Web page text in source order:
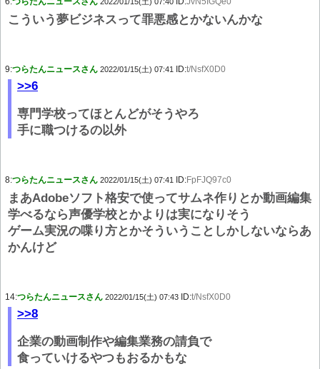
こういう夢ビジネスって罪悪感とかないんかな
9:つらたんニュースさん 2022/01/15(土) 07:41 ID:t/NsfX0D0
>>6
専門学校ってほとんどがそうやろ
手に職つけるの以外
8:つらたんニュースさん 2022/01/15(土) 07:41 ID:FpFJQ97c0
まあAdobeソフト格安で使ってサムネ作りとか動画編集
学べるなら声優学校とかよりは実になりそう
ゲーム実況の喋り方とかそういうことしかしないならあ
かんけど
14:つらたんニュースさん 2022/01/15(土) 07:43 ID:t/NsfX0D0
>>8
企業の動画制作や編集業務の請負で
食っていけるやつもおるかもな